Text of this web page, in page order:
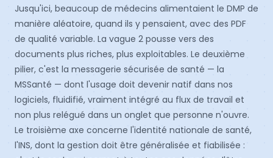
Jusqu'ici, beaucoup de médecins alimentaient le DMP de
manière aléatoire, quand ils y pensaient, avec des PDF
de qualité variable. La vague 2 pousse vers des
documents plus riches, plus exploitables. Le deuxième
pilier, c'est la messagerie sécurisée de santé — la
MSSanté — dont l'usage doit devenir natif dans nos
logiciels, fluidifié, vraiment intégré au flux de travail et
non plus relégué dans un onglet que personne n'ouvre.
Le troisième axe concerne l'identité nationale de santé,
l'INS, dont la gestion doit être généralisée et fiabilisée :